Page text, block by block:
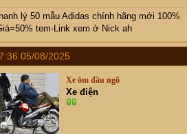
lý 50 mẫu Adidas chính hãng mới 100%
tem-Link xem ở Nick ah
05/08/2025
Xe ôm đầu ngõ
Xe điện